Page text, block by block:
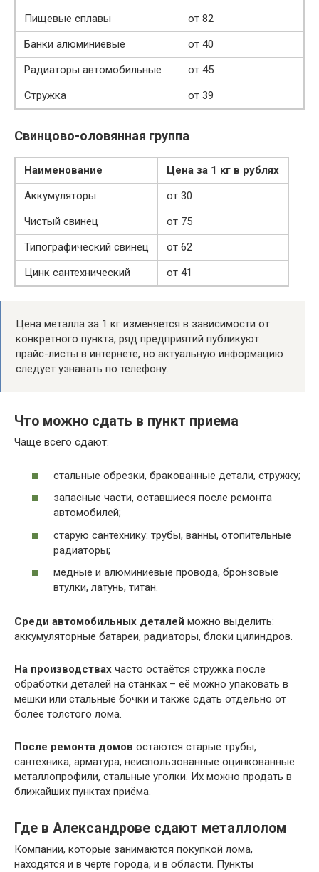
Пищевые сплавы
от 82
Банки алюминиевые
от 40
Радиаторы автомобильные
от 45
Стружка
от 39
Свинцово-оловянная группа
Наименование
Цена за 1 кг в рублях
Аккумуляторы
от 30
Чистый свинец
от 75
Типографический свинец
от 62
Цинк сантехнический
от 41
Цена металла за 1 кг изменяется в зависимости от
конкретного пункта, ряд предприятий публикуют
прайс-листы в интернете, но актуальную информацию
следует узнавать по телефону.
Что можно сдать в пункт приема
Чаще всего сдают:
стальные обрезки, бракованные детали, стружку;
запасные части, оставшиеся после ремонта
автомобилей;
старую сантехнику: трубы, ванны, отопительные
радиаторы;
медные и алюминиевые провода, бронзовые
втулки, латунь, титан.
Среди автомобильных деталей можно выделить:
аккумуляторные батареи, радиаторы, блоки цилиндров.
На производствах часто остаётся стружка после
обработки деталей на станках – её можно упаковать в
мешки или стальные бочки и также сдать отдельно от
более толстого лома.
После ремонта домов остаются старые трубы,
сантехника, арматура, неиспользованные оцинкованные
металлопрофили, стальные уголки. Их можно продать в
ближайших пунктах приёма.
Где в Александрове сдают металлолом
Компании, которые занимаются покупкой лома,
находятся и в черте города, и в области. Пункты